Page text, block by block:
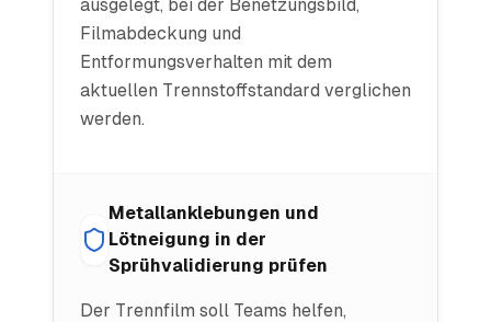
ausgelegt, bei der Benetzungsbild,
Filmabdeckung und
Entformungsverhalten mit dem
aktuellen Trennstoffstandard verglichen
werden.
Metallanklebungen und
Lötneigung in der
Sprühvalidierung prüfen
Der Trennfilm soll Teams helfen,